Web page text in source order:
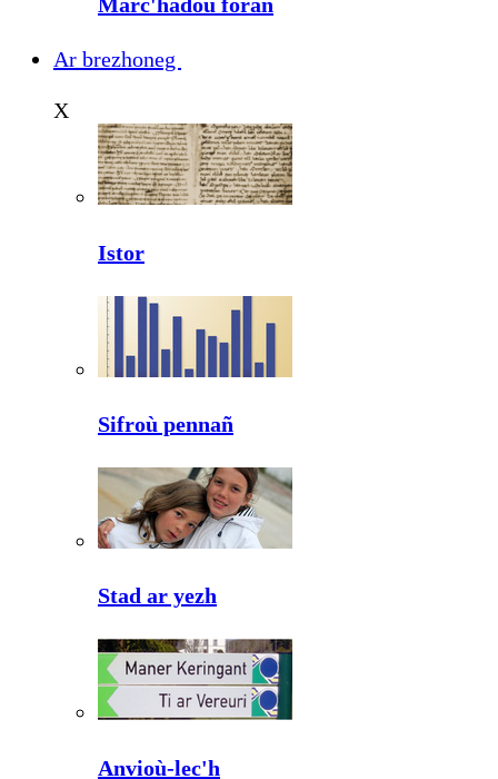
Ar brezhoneg
X
Istor
Sifroù pennañ
Stad ar yezh
Anvioù-lec'h